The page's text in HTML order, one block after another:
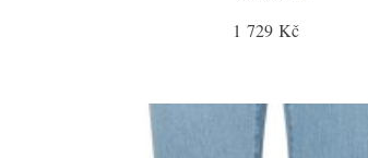
1 729 Kč